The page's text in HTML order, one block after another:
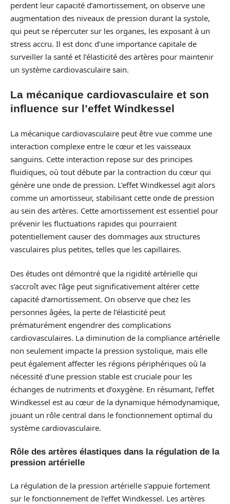
perdent leur capacité d’amortissement, on observe une
augmentation des niveaux de pression durant la systole,
qui peut se répercuter sur les organes, les exposant à un
stress accru. Il est donc d’une importance capitale de
surveiller la santé et l’élasticité des artères pour maintenir
un système cardiovasculaire sain.
La mécanique cardiovasculaire et son
influence sur l’effet Windkessel
La mécanique cardiovasculaire peut être vue comme une
interaction complexe entre le cœur et les vaisseaux
sanguins. Cette interaction repose sur des principes
fluidiques, où tout débute par la contraction du cœur qui
génère une onde de pression. L’effet Windkessel agit alors
comme un amortisseur, stabilisant cette onde de pression
au sein des artères. Cette amortissement est essentiel pour
prévenir les fluctuations rapides qui pourraient
potentiellement causer des dommages aux structures
vasculaires plus petites, telles que les capillaires.
Des études ont démontré que la rigidité artérielle qui
s’accroît avec l’âge peut significativement altérer cette
capacité d’amortissement. On observe que chez les
personnes âgées, la perte de l’élasticité peut
prématurément engendrer des complications
cardiovasculaires. La diminution de la compliance artérielle
non seulement impacte la pression systolique, mais elle
peut également affecter les régions périphériques où la
nécessité d’une pression stable est cruciale pour les
échanges de nutriments et d’oxygène. En résumant, l’effet
Windkessel est au cœur de la dynamique hémodynamique,
jouant un rôle central dans le fonctionnement optimal du
système cardiovasculaire.
Rôle des artères élastiques dans la régulation de la
pression artérielle
La régulation de la pression artérielle s’appuie fortement
sur le fonctionnement de l’effet Windkessel. Les artères